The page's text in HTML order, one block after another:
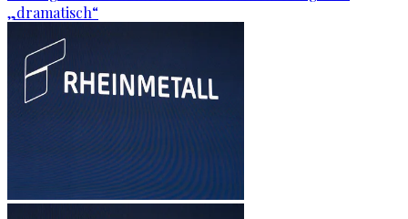
„dramatisch“